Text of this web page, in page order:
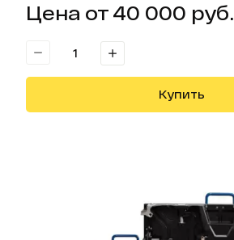
Цена от 40 000 руб.
Купить